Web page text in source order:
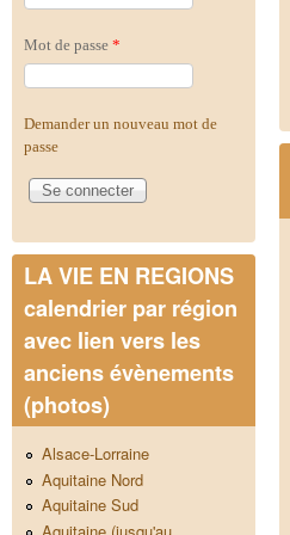
Mot de passe *
Demander un nouveau mot de
passe
LA VIE EN REGIONS
calendrier par région
avec lien vers les
anciens évènements
(photos)
Alsace-Lorraine
Aquitaine Nord
Aquitaine Sud